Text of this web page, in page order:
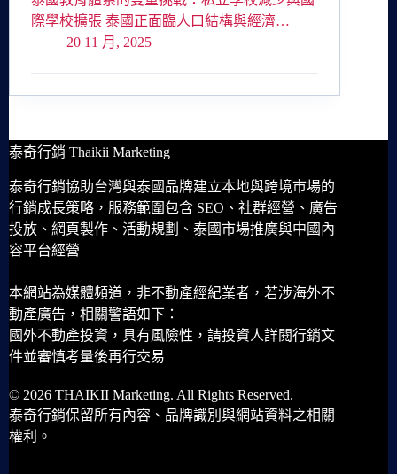
際學校擴張 泰國正面臨人口結構與經濟…
20 11 月, 2025
泰奇行銷 Thaikii Marketing
泰奇行銷協助台灣與泰國品牌建立本地與跨境市場的
行銷成長策略，服務範圍包含 SEO、社群經營、廣告
投放、網頁製作、活動規劃、泰國市場推廣與中國內
容平台經營
本網站為媒體頻道，非不動產經紀業者，若涉海外不
動產廣告，相關警語如下：
國外不動產投資，具有風險性，請投資人詳閱行銷文
件並審慎考量後再行交易
© 2026 THAIKII Marketing. All Rights Reserved.
泰奇行銷保留所有內容、品牌識別與網站資料之相關
權利。